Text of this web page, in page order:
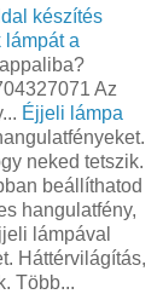
készítés
lámpát a
Az
Éjjeli lámpa
neked tetszik.
beállíthatod
hangulatfény,
lámpával
Háttérvilágítás,
Több...